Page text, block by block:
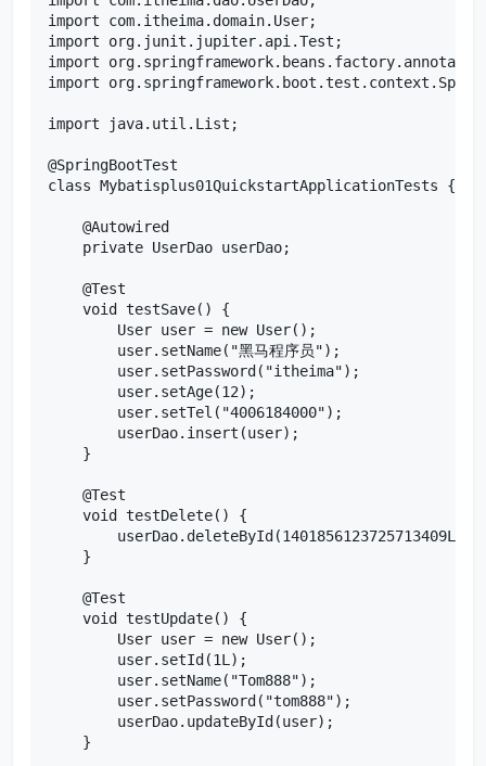
import com.itheima.domain.User;
import org.junit.jupiter.api.Test;
import
import
import java.util.List;
@SpringBootTest
class Mybatisplus01QuickstartApplicationTests {
    @Autowired
    private UserDao userDao;
    @Test
    void testSave() {
        User user = new User();
        user.setName("黑马程序员");
        user.setPassword("itheima");
        user.setAge(12);
        user.setTel("4006184000");
        userDao.insert(user);
    }
    @Test
    void testDelete() {
        userDao.deleteById(1401856123725713409L);
    }
    @Test
    void testUpdate() {
        User user = new User();
        user.setId(1L);
        user.setName("Tom888");
        user.setPassword("tom888");
        userDao.updateById(user);
    }